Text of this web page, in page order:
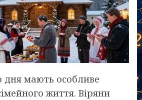
дня мають особливе
життя. Віряни